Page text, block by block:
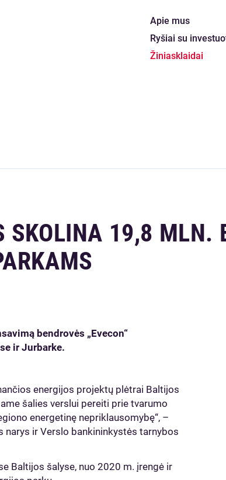
Apie mus
Ryšiai su
Žiniasklaidai
SKOLINA 19,8 MLN.
bendrovės „Evecon“
ir Jurbarke.
energijos projektų plėtrai Baltijos
šalies verslui pereiti prie tvarumo
energetinę nepriklausomybę“, –
narys ir Verslo bankininkystės tarnybos
Baltijos šalyse, nuo 2020 m. įrengė ir